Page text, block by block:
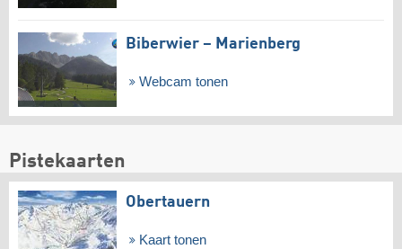
Biberwier – Marienberg
Webcam tonen
Pistekaarten
Obertauern
Kaart tonen